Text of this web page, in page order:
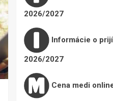
2026/2027
Informácie o
2026/2027
Cena medi